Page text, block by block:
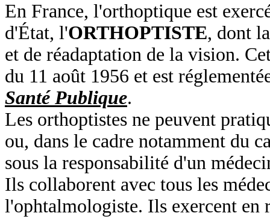
En France, l'orthoptique est
d'État, l'ORTHOPTISTE, dont
et de réadaptation de la vision.
du 11 août 1956 et est
Santé Publique.
Les orthoptistes ne peuvent
ou, dans le cadre notamment du
sous la responsabilité d'un
Ils collaborent avec tous les
l'ophtalmologiste. Ils exercent en